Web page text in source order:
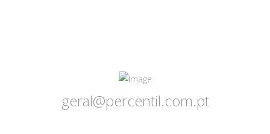
geral@percentil.com.pt